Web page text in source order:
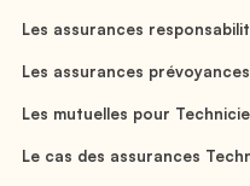
Les assurances
Les assurances
Les mutuelles pour
Le cas des assurances